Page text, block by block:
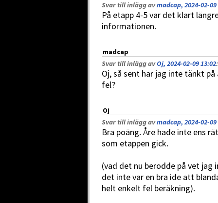
Svar till inlägg avmadcap, 2024-02-09
På etapp 4-5 var det klart
informationen.
madcap
Svar till inlägg avOj, 2024-02-09 13:02:
Oj, så sent har jag inte tänkt
fel?
Oj
Svar till inlägg avmadcap, 2024-02-09
Bra poäng. Åre hade inte ens
som etappen gick.
(vad det nu berodde på vet
det inte var en bra ide att
helt enkelt fel beräkning).